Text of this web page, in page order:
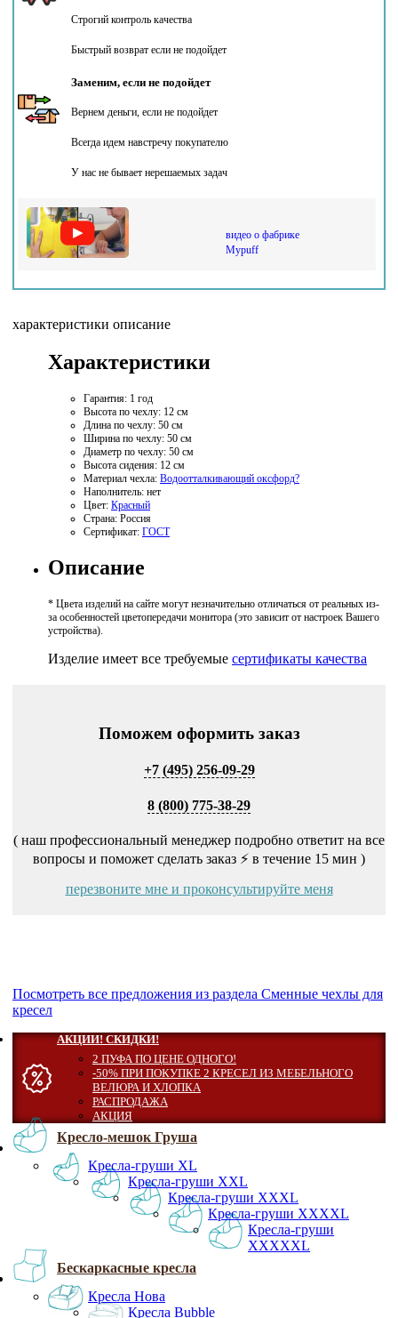
Строгий контроль качества
Быстрый возврат если не подойдет
Заменим, если не подойдет
Вернем деньги, если не подойдет
Всегда идем навстречу покупателю
У нас не бывает нерешаемых задач
видео о фабрике
Mypuff
характеристики описание
Характеристики
Гарантия: 1 год
Высота по чехлу: 12 см
Длина по чехлу: 50 см
Ширина по чехлу: 50 см
Диаметр по чехлу: 50 см
Высота сидения: 12 см
Материал чехла: Водоотталкивающий оксфорд?
Наполнитель: нет
Цвет: Красный
Страна: Россия
Сертификат: ГОСТ
Описание
* Цвета изделий на сайте могут незначительно отличаться от реальных из-
за особенностей цветопередачи монитора (это зависит от настроек Вашего
устройства).
Изделие имеет все требуемые сертификаты качества
Поможем оформить заказ
+7 (495) 256-09-29
8 (800) 775-38-29
( наш профессиональный менеджер подробно ответит на все
вопросы и поможет сделать заказ ⚡ в течение 15 мин )
перезвоните мне и проконсультируйте меня
Посмотреть все предложения из раздела Сменные чехлы для
кресел
АКЦИИ! СКИДКИ!
2 ПУФА ПО ЦЕНЕ ОДНОГО!
-50% ПРИ ПОКУПКЕ 2 КРЕСЕЛ ИЗ МЕБЕЛЬНОГО
ВЕЛЮРА И ХЛОПКА
РАСПРОДАЖА
АКЦИЯ
Кресло-мешок Груша
Кресла-груши XL
Кресла-груши XXL
Кресла-груши XXXL
Кресла-груши XXXXL
Кресла-груши
XXXXXL
Бескаркасные кресла
Кресла Нова
Кресла Bubble